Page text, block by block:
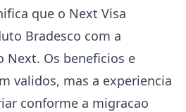
que o Next Visa
Bradesco com a
Next. Os beneficios e
validos, mas a experiencia
conforme a migracao